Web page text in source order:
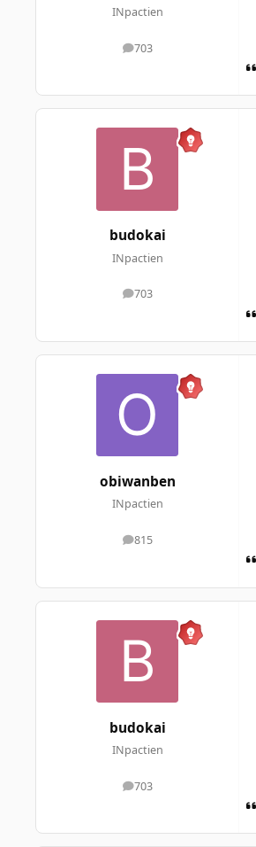
INpactien
703
messages
budokai
INpactien
703
messages
obiwanben
INpactien
815
messages
budokai
INpactien
703
messages